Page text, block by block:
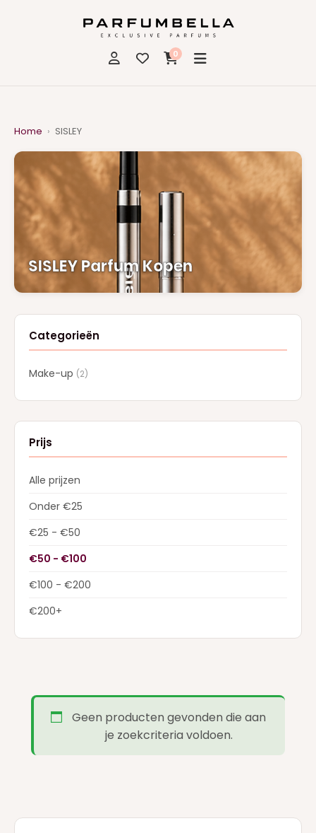
0
Home › SISLEY
SISLEY Parfum Kopen
Categorieën
Make-up (2)
Prijs
Alle prijzen
Onder €25
€25 - €50
€50 - €100
€100 - €200
€200+
Geen producten gevonden die aan
je zoekcriteria voldoen.